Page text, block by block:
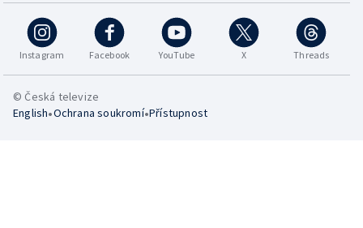
Instagram Facebook YouTube X Threads
© Česká televize
English•Ochrana soukromí•Přístupnost